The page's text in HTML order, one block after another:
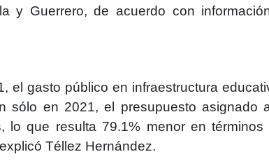
y Guerrero, de acuerdo con
el gasto público en infraestructura
sólo en 2021, el presupuesto asignado
lo que resulta 79.1% menor en
Téllez Hernández.